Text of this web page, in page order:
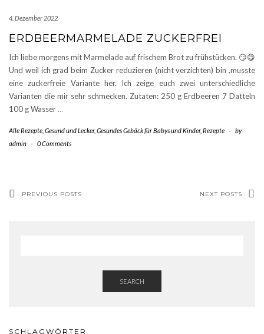
4. Dezember 2022
ERDBEERMARMELADE ZUCKERFREI
Ich liebe morgens mit Marmelade auf frischem Brot zu frühstücken. 😏😋
Und weil ich grad beim Zucker reduzieren (nicht verzichten) bin ,musste
eine zuckerfreie Variante her. Ich zeige euch zwei unterschiedliche
Varianten die mir sehr schmecken. Zutaten: 250 g Erdbeeren 7 Datteln
100 g Wasser …
Alle Rezepte Gesund und Lecker, Gesundes Gebäck für Babys und Kinder, Rezepte -
by
admin - 0 Comments
PREVIOUS POSTS NEXT POSTS
SEARCH
SCHLAGWÖRTER